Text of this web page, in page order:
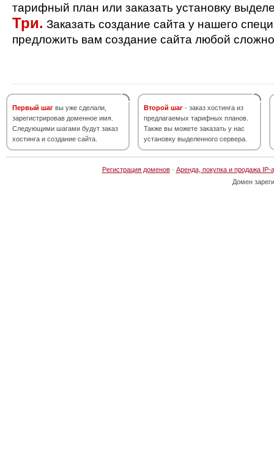
тарифный план или заказать установку
Три. Заказать создание сайта у нашего
предложить вам создание сайта любой
Первый шаг вы уже сделали,
зарегистрировав доменное имя.
Следующими шагами будут заказ
хостинга и создание сайта.
Второй шаг - заказ хостинга из
предлагаемых тарифных планов.
Также вы можете заказать у нас
установку выделенного сервера.
Регистрация доменов· Аренда, покупка и продажа IP-
Домен